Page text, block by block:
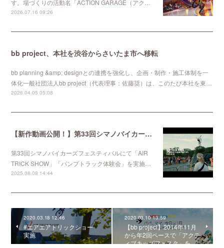
す。場づくりの活動名「ACTION GARAGE（アク…
2026.07.16 09:26
bb project、本社を渋谷からさいたま市へ移転
bb planning &amp; designとの連携を強化し、企画・制作・施工体制を一
体化一般社団法人bb project（代表理事：佐藤奨）は、このたび本社を東…
2026.04.05 05:08
【新作動画公開！】第33回シマノバイカーズフェスティバルにて「AIR TRICK SHOW」「パンプトラック体験会」を実施しました。
第33回シマノバイカーズフェスティバルにて「AIR
TRICK SHOW」「パンプトラック体験会」を実施…
2025.08.08 14:44
2020.03.18 12:46
#エアエアトリックショー
実施
2020.03.10 13:59
【bb project】2014年11月
から年2回ペースで「アクテ
ィブキッズフェスタ」を…